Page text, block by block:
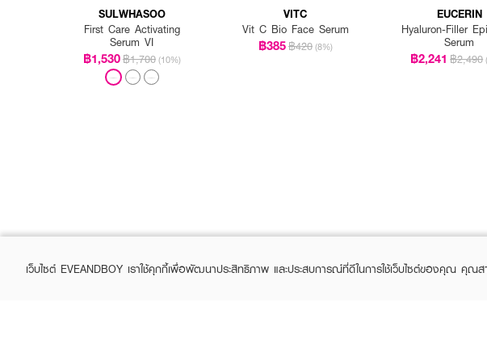
SULWHASOO
First Care Activating
Serum VI
฿1,530฿1,700 (10%)
VITC
Vit C Bio Face Serum
฿385฿420 (8%)
EUCERIN
Hyaluron-Filler
Serum
฿2,241 ฿2,490
เว็บไซต์ EVEANDBOY เราใช้คุกกี้เพื่อพัฒนาประสิทธิภาพ และประสบการณ์ที่ดีในการใช้เว็บไซต์ของคุณ คุณส